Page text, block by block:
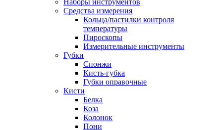
Наборы инструментов
Средства измерения
Кольца/пастилки контроля
температуры
Пироскопы
Измерительные инструменты
Губки
Спонжи
Кисть-губка
Губки оправочные
Кисти
Белка
Коза
Колонок
Пони